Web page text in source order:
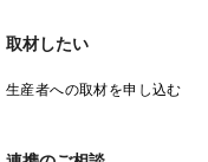
取材したい
生産者への取材を申し込む